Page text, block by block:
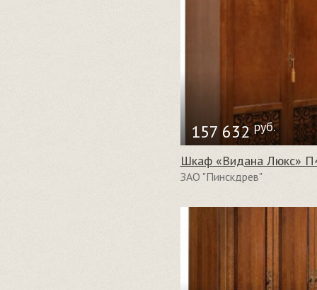
157 632 руб.
Шкаф «Видана Люкс»
ЗАО "Пинскдрев"